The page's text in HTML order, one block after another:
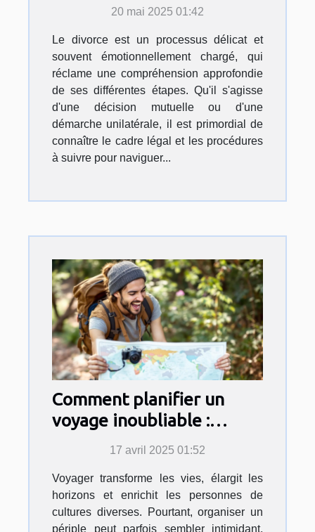
20 mai 2025 01:42
Le divorce est un processus délicat et
souvent émotionnellement chargé, qui
réclame une compréhension approfondie
de ses différentes étapes. Qu'il s'agisse
d'une décision mutuelle ou d'une
démarche unilatérale, il est primordial de
connaître le cadre légal et les procédures
à suivre pour naviguer...
Comment planifier un
voyage inoubliable :
Astuces et inspirations
17 avril 2025 01:52
Voyager transforme les vies, élargit les
horizons et enrichit les personnes de
cultures diverses. Pourtant, organiser un
périple peut parfois sembler intimidant,